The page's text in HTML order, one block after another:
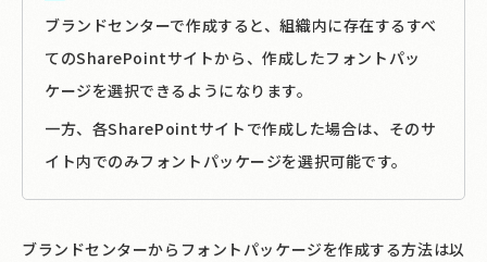
ブランドセンターで作成すると、組織内に存在するすべ
てのSharePointサイトから、作成したフォントパッ
ケージを選択できるようになります。
一方、各SharePointサイトで作成した場合は、そのサ
イト内でのみフォントパッケージを選択可能です。
ブランドセンターからフォントパッケージを作成する方法は以